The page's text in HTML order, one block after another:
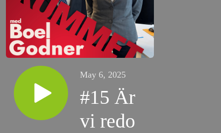
May 6, 2025
#15 Är
vi redo